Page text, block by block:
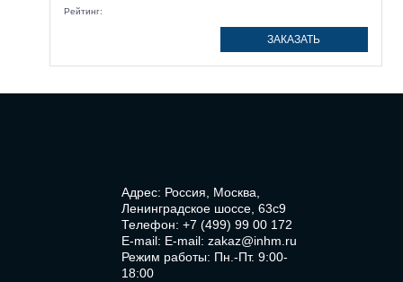
Рейтинг:
ЗАКАЗАТЬ
Адрес: Россия, Москва,
Ленинградское шоссе, 63с9
Телефон: +7 (499) 99 00 172
E-mail: E-mail: zakaz@inhm.ru
Режим работы: Пн.-Пт. 9:00-
18:00